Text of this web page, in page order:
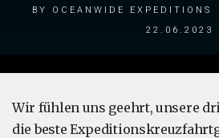
by Oceanwide Expeditions
22.06.2023
Wir fühlen uns geehrt, unsere
die beste